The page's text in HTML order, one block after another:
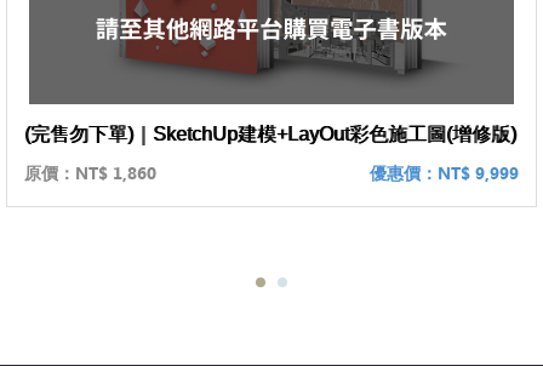
(完售勿下單)｜SketchUp建模+LayOut彩色施工圖(增修版)
原價： NT$ 1,860 優惠價： NT$ 9,999